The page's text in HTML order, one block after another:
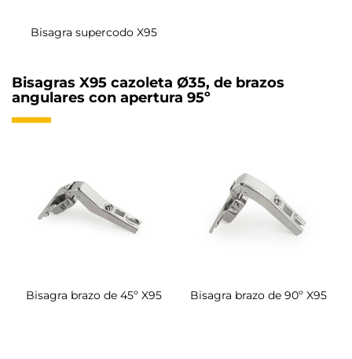
Bisagra supercodo X95
Bisagras X95 cazoleta Ø35, de brazos
angulares con apertura 95º
Bisagra brazo de 45º X95 Bisagra brazo de 90º X95